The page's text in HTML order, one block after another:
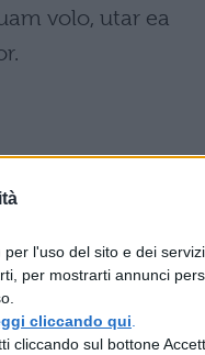
l'uso del sito e dei
per mostrarti annunci
cliccando qui
cliccando sul bottone
volo, utar ea
stessa
che è interesse
me lettere di
e